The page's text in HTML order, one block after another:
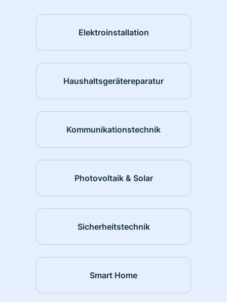
Elektroinstallation
Haushaltsgerätereparatur
Kommunikationstechnik
Photovoltaik & Solar
Sicherheitstechnik
Smart Home